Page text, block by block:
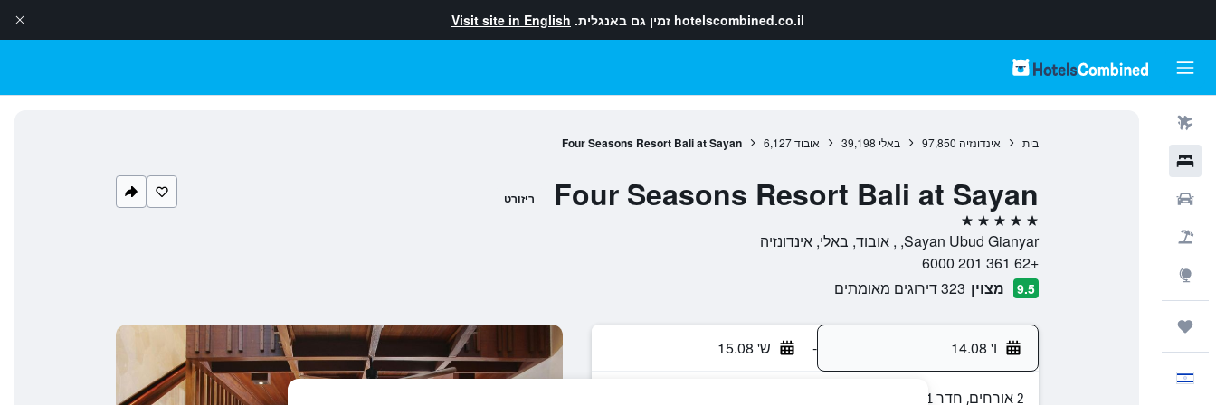
hotelscombined.co.il זמין גם באנגלית. Visit site in English
בית אינדונזיה 97,850 באלי 39,198 אובוד 6,127
Four Seasons Resort Bali at Sayan
Four Seasons Resort Bali at Sayan ריזורט
5 כוכבים
Sayan Ubud Gianyar, , אובוד, באלי, אינדונזיה
+62 361 201 6000
9.5 מצוין 323 דירוגים מאומתים
ו' 14.08 - ש' 15.08
2 אורחים, חדר 1